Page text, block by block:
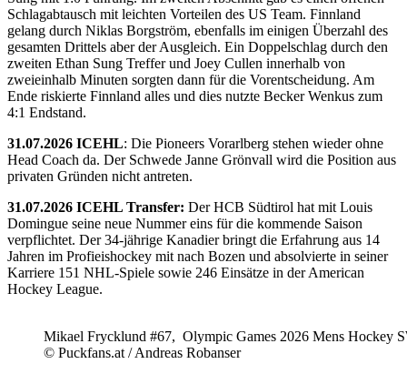
Schlagabtausch mit leichten Vorteilen des US Team. Finnland
gelang durch Niklas Borgström, ebenfalls im einigen Überzahl des
gesamten Drittels aber der Ausgleich. Ein Doppelschlag durch den
zweiten Ethan Sung Treffer und Joey Cullen innerhalb von
zweieinhalb Minuten sorgten dann für die Vorentscheidung. Am
Ende riskierte Finnland alles und dies nutzte Becker Wenkus zum
4:1 Endstand.
31.07.2026 ICEHL: Die Pioneers Vorarlberg stehen wieder ohne
Head Coach da. Der Schwede Janne Grönvall wird die Position aus
privaten Gründen nicht antreten.
31.07.2026 ICEHL Transfer: Der HCB Südtirol hat mit Louis
Domingue seine neue Nummer eins für die kommende Saison
verpflichtet. Der 34-jährige Kanadier bringt die Erfahrung aus 14
Jahren im Profieishockey mit nach Bozen und absolvierte in seiner
Karriere 151 NHL-Spiele sowie 246 Einsätze in der American
Hockey League.
Mikael Frycklund #67, Olympic Games 2026 Mens Hockey
© Puckfans.at / Andreas Robanser